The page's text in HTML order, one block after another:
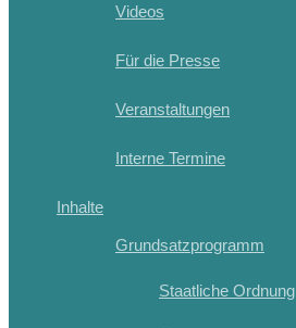
Videos
Für die Presse
Veranstaltungen
Interne Termine
Inhalte
Grundsatzprogramm
Staatliche Ordnung